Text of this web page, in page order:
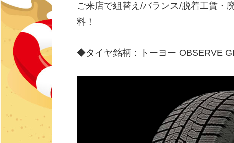
ご来店で組替え/バランス/脱着工賃・
料！
◆タイヤ銘柄：トーヨー OBSERVE